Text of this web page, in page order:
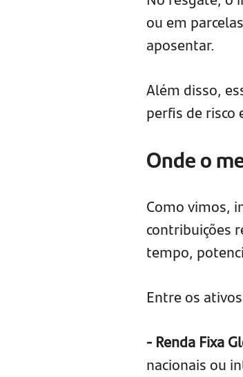
ou em
aposentar.
Além disso,
perfis de risco
Onde o
Como vimos,
contribuições
tempo,
Entre os
- Renda Fixa
nacionais ou